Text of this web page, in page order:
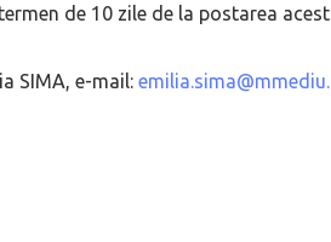
de 10 zile de la postarea
SIMA, e-mail: